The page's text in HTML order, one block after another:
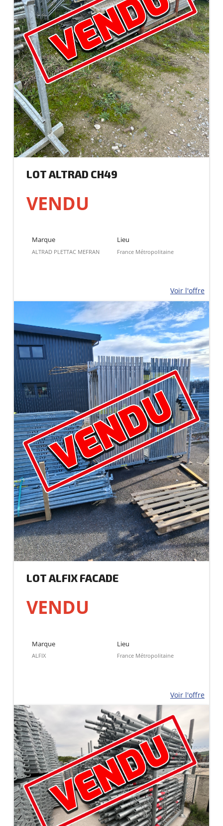
LOT ALTRAD CH49
VENDU
Marque
ALTRAD PLETTAC MEFRAN
Lieu
France Métropolitaine
Voir l'offre
LOT ALFIX FACADE
VENDU
Marque
ALFIX
Lieu
France Métropolitaine
Voir l'offre